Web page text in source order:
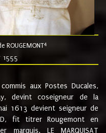
ROUGEMONT4
1555
aux Postes Ducales,
devint coseigneur de la
1613 devient seigneur de
fit titrer Rougemont en
LE MARQUISAT